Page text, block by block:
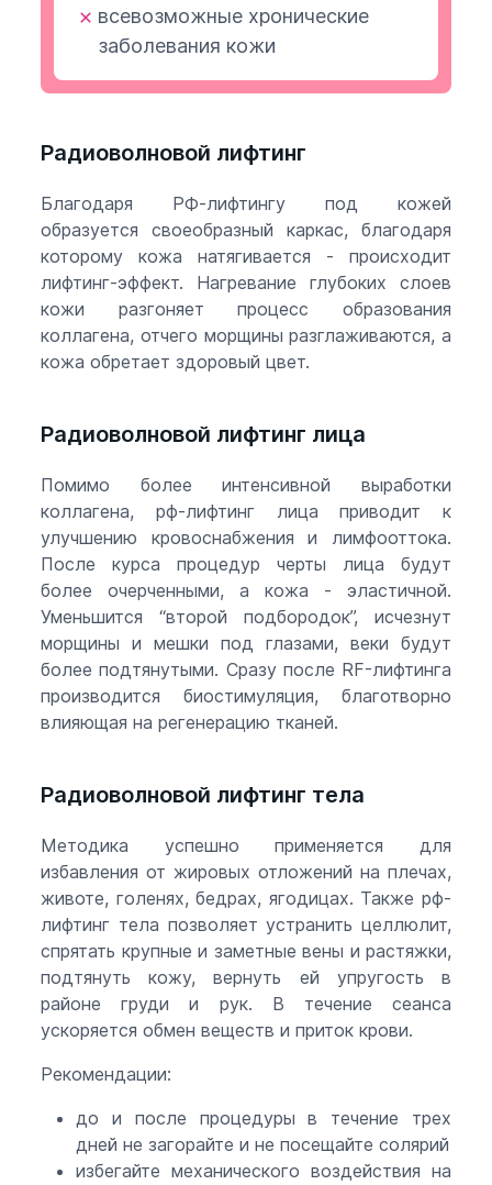
всевозможные хронические
заболевания кожи
Радиоволновой лифтинг
Благодаря РФ-лифтингу под кожей
образуется своеобразный каркас, благодаря
которому кожа натягивается - происходит
лифтинг-эффект. Нагревание глубоких слоев
кожи разгоняет процесс образования
коллагена, отчего морщины разглаживаются, а
кожа обретает здоровый цвет.
Радиоволновой лифтинг лица
Помимо более интенсивной выработки
коллагена, рф-лифтинг лица приводит к
улучшению кровоснабжения и лимфооттока.
После курса процедур черты лица будут
более очерченными, а кожа - эластичной.
Уменьшится “второй подбородок”, исчезнут
морщины и мешки под глазами, веки будут
более подтянутыми. Сразу после RF-лифтинга
производится биостимуляция, благотворно
влияющая на регенерацию тканей.
Радиоволновой лифтинг тела
Методика успешно применяется для
избавления от жировых отложений на плечах,
животе, голенях, бедрах, ягодицах. Также рф-
лифтинг тела позволяет устранить целлюлит,
спрятать крупные и заметные вены и растяжки,
подтянуть кожу, вернуть ей упругость в
районе груди и рук. В течение сеанса
ускоряется обмен веществ и приток крови.
Рекомендации:
до и после процедуры в течение трех
дней не загорайте и не посещайте солярий
избегайте механического воздействия на